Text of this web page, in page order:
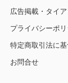
広告掲載・タイ
プライバシーポ
特定商取引法に
お問合せ